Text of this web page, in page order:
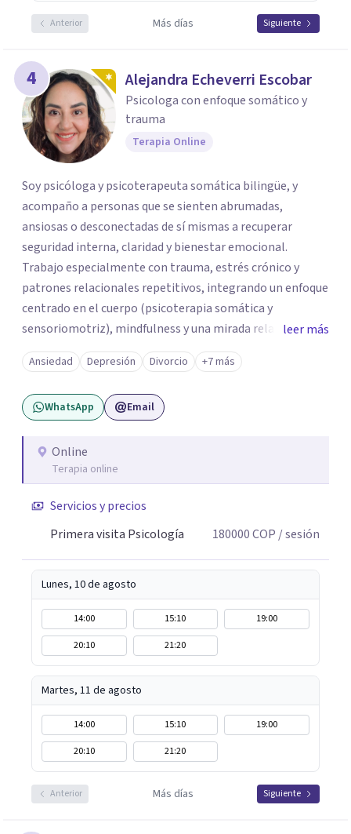
Anterior Más días Siguiente
4 Alejandra Echeverri Escobar
Psicologa con enfoque somático y
trauma
Terapia Online
Soy psicóloga y psicoterapeuta somática bilingüe, y
acompaño a personas que se sienten abrumadas,
ansiosas o desconectadas de sí mismas a recuperar
seguridad interna, claridad y bienestar emocional.
Trabajo especialmente con trauma, estrés crónico y
patrones relacionales repetitivos, integrando un enfoque
centrado en el cuerpo (psicoterapia somática y
sensoriomotriz), mindfulness y una mirada relacional y
psicodinámica. En terapia te ayudo a entender lo que te
pasa sin juicio, a regular tu sistema nervioso y a
desarrollar recursos concretos para sentirte más
presente, estable y en paz contigo. También tengo
lo que me permite abordar dinámicas profundas que
pueden estar influyendo en tu historia y tus vínculos
leer más
Ansiedad Depresión Divorcio +7 más
WhatsApp Email
Online
Terapia online
Servicios y precios
Primera visita Psicología
180000COP / sesión
Lunes, 10 de agosto
14:00 15:10
19:00
20:10
21:20
Martes, 11 de agosto
14:00 15:10
19:00
20:10
21:20
Anterior Más días Siguiente